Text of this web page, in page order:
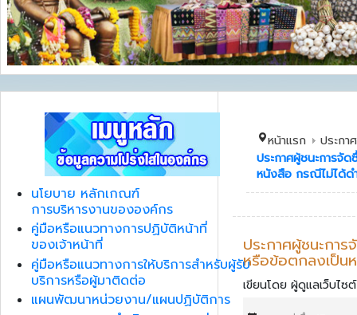
หน้าแรก
ประก
ประกาศผู้ชนะการจั
หนังสือ กรณีไม่ได้ด
ประกาศผู้ชนะกา
หรือข้อตกลงเป็น
เขียนโดยผู้ดูแลเว็บไซต์
นโยบาย หลักเกณฑ์
การบริหารงานขององค์กร
คู่มือหรือแนวทางการปฏิบัติหน้าที่
ของเจ้าหน้าที่
คู่มือหรือแนวทางการให้บริการสำหรับผู้รับ
บริการหรือผู้มาติดต่อ
แผนพัฒนาหน่วยงาน/แผนปฏิบัติการ